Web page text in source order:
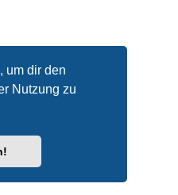
um dir den
Nutzung zu